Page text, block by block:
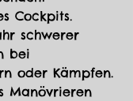
Cockpits.
schwerer
bei
oder Kämpfen.
Manövrieren